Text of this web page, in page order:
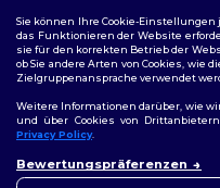
Allgemeine
Datenschutzbestimmungen|
Folge uns
Sie können Ihre Cookie-
das Funktionieren der Website
sie für den korrekten Betrieb der
ob Sie andere Arten von Cookies, wie
Zielgruppenansprache verwendet
Weitere Informationen darüber, wie
und über Cookies von
Privacy Policy.
Bewertungspräferenzen